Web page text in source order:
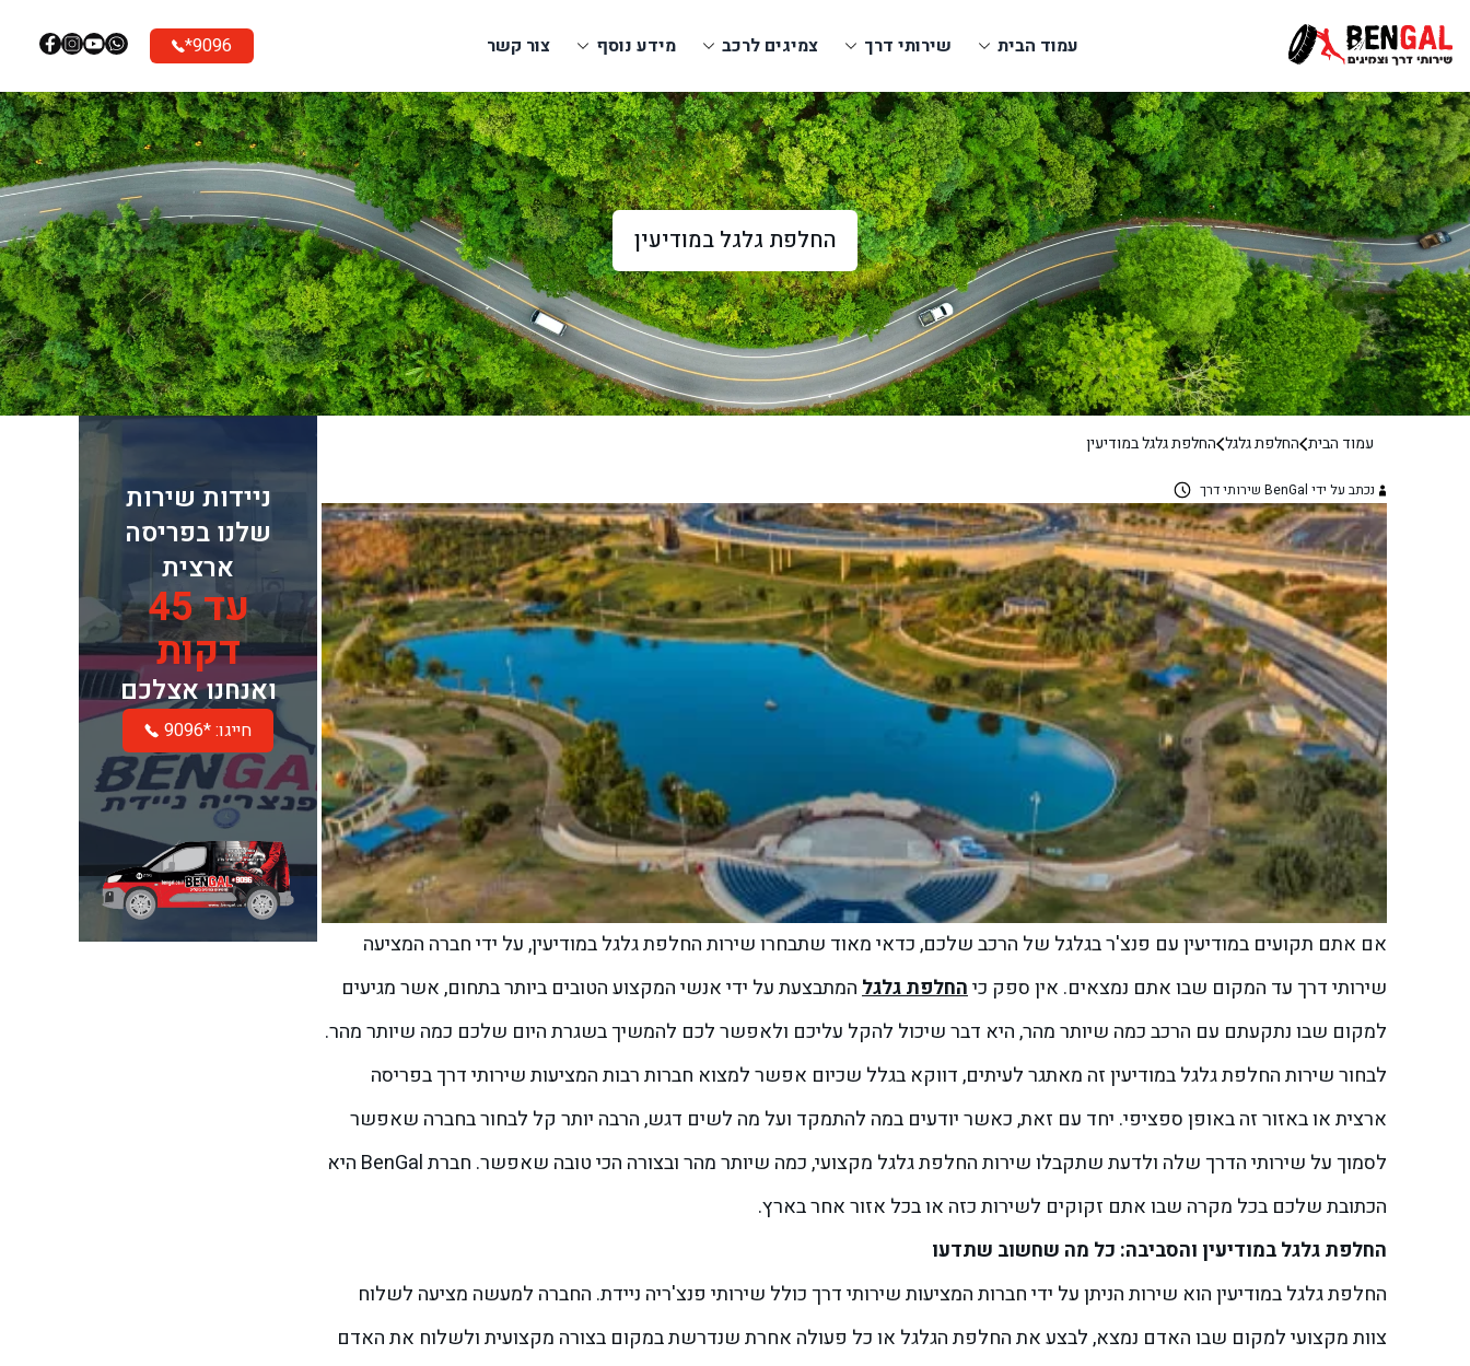
9096* צור קשר מידע נוסף צמיגים לרכב שירותי דרך עמוד הבית
החלפת גלגל במודיעין
עמוד הבית החלפת גלגל החלפת גלגל במודיעין
נכתב על ידי BenGal שירותי דרך
אם אתם תקועים במודיעין עם פנצ'ר בגלגל של הרכב שלכם, כדאי מאוד שתבחרו שירות החלפת גלגל במודיעין, על ידי חברה המציעה
שירותי דרך עד המקום שבו אתם נמצאים. אין ספק כיהחלפת גלגלהמתבצעת על ידי אנשי המקצוע הטובים ביותר בתחום, אשר מגיעים
למקום שבו נתקעתם עם הרכב כמה שיותר מהר, היא דבר שיכול להקל עליכם ולאפשר לכם להמשיך בשגרת היום שלכם כמה שיותר מהר.
לבחור שירות החלפת גלגל במודיעין זה מאתגר לעיתים, דווקא בגלל שכיום אפשר למצוא חברות רבות המציעות שירותי דרך בפריסה
ארצית או באזור זה באופן ספציפי. יחד עם זאת, כאשר יודעים במה להתמקד ועל מה לשים דגש, הרבה יותר קל לבחור בחברה שאפשר
לסמוך על שירותי הדרך שלה ולדעת שתקבלו שירות החלפת גלגל מקצועי, כמה שיותר מהר ובצורה הכי טובה שאפשר. חברת BenGal היא
הכתובת שלכם בכל מקרה שבו אתם זקוקים לשירות כזה או בכל אזור אחר בארץ.
החלפת גלגל במודיעין והסביבה: כל מה שחשוב שתדעו
החלפת גלגל במודיעין הוא שירות הניתן על ידי חברות המציעות שירותי דרך כולל שירותי פנצ'ריה ניידת. החברה למעשה מציעה לשלוח
צוות מקצועי למקום שבו האדם נמצא, לבצע את החלפת הגלגל או כל פעולה אחרת שנדרשת במקום בצורה מקצועית ולשלוח את האדם
ניידות שירות
שלנו בפריסה
ארצית
עד 45
דקות
ואנחנו אצלכם
חייגו: *9096